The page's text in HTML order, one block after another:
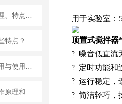
用于实验室：
顶置式搅拌器
? 噪音低直流
? 定时功能和
? 运行稳定，
? 简洁轻巧，